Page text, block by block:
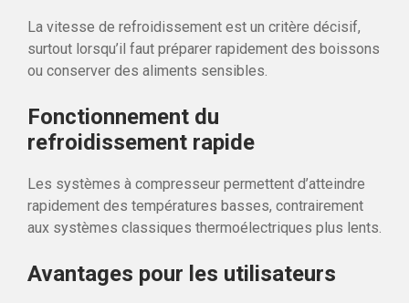
La vitesse de refroidissement est un critère décisif,
surtout lorsqu’il faut préparer rapidement des boissons
ou conserver des aliments sensibles.
Fonctionnement du
refroidissement rapide
Les systèmes à compresseur permettent d’atteindre
rapidement des températures basses, contrairement
aux systèmes classiques thermoélectriques plus lents.
Avantages pour les utilisateurs